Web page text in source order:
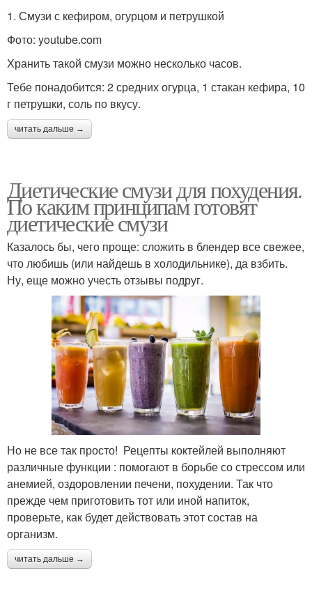
1. Смузи с кефиром, огурцом и петрушкой
Фото: youtube.com
Хранить такой смузи можно несколько часов.
Тебе понадобится: 2 средних огурца, 1 стакан кефира, 10
г петрушки, соль по вкусу.
читать дальше →
Диетические смузи для похудения.
По каким принципам готовят
диетические смузи
Казалось бы, чего проще: сложить в блендер все свежее,
что любишь (или найдешь в холодильнике), да взбить.
Ну, еще можно учесть отзывы подруг.
Но не все так просто! Рецепты коктейлей выполняют
различные функции : помогают в борьбе со стрессом или
анемией, оздоровлении печени, похудении. Так что
прежде чем приготовить тот или иной напиток,
проверьте, как будет действовать этот состав на
организм.
читать дальше →